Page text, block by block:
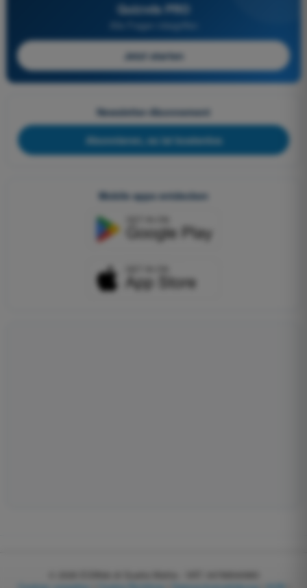
Quizvds PRO
Alle Fragen inbegriffen
Jetzt starten
Newsletter-Abonnement
Abonnieren, es ist kostenlos
Mobile apps entdecken